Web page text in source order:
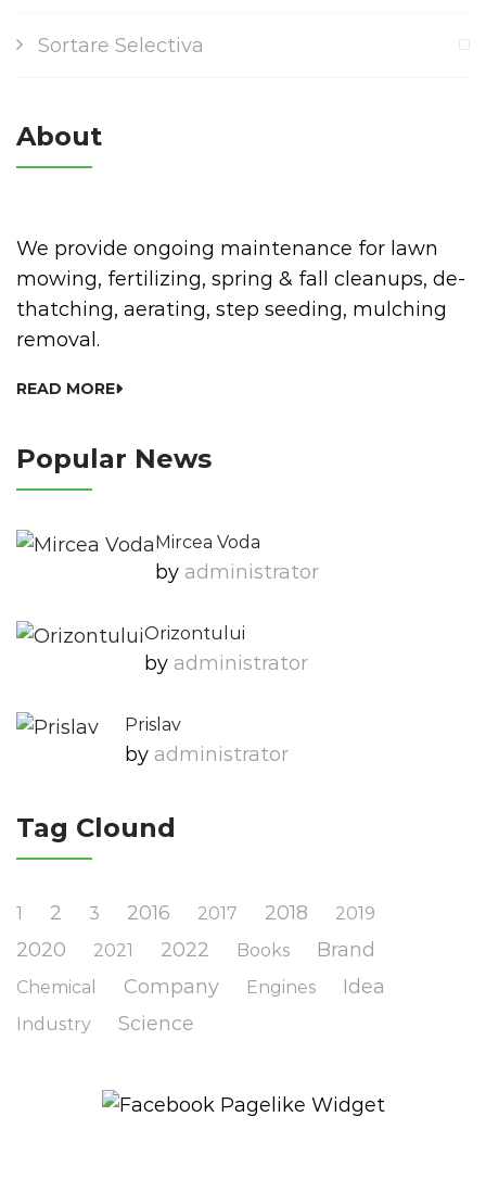
Sortare Selectiva
About
We provide ongoing maintenance for lawn
mowing, fertilizing, spring & fall cleanups, de-
thatching, aerating, step seeding, mulching
removal.
READ MORE
Popular News
Mircea Voda
by Administrator
Orizontului
by Administrator
Prislav
by Administrator
Tag Clound
1 2 3 2016 2017 2018 2019
2020 2021 2022 Books Brand
Chemical Company Engines Idea
Industry Science